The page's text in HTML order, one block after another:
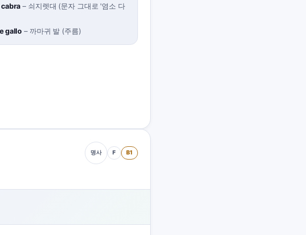
– 쇠지렛대 (문자 그대로 '염소 다
gallo – 까마귀 발 (주름)
명사 F B1